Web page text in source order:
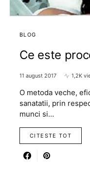
BLOG
Ce este
11 august 2017 1,2K
O metoda veche,
sanatatii, prin
munci si…
CITESTE TOT